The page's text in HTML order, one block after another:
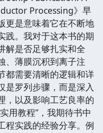
Processing》早
更是意味着它在不断地
践。我对于这本书的期
解是否足够扎实和全
、薄膜沉积到离子注
都需要清晰的逻辑和详
是罗列步骤，而是深入
，以及影响工艺良率的
用教程”，我期待书中
程实践的经验分享。例